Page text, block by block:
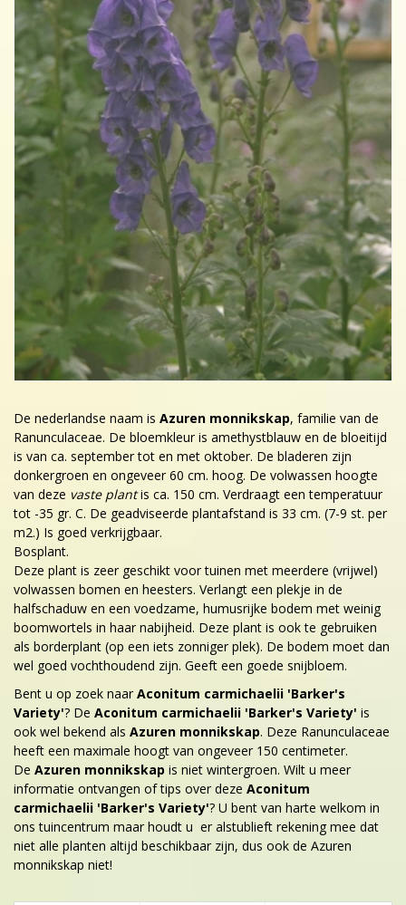
De nederlandse naam is Azuren monnikskap, familie van de
Ranunculaceae. De bloemkleur is amethystblauw en de bloeitijd
is van ca. september tot en met oktober. De bladeren zijn
donkergroen en ongeveer 60 cm. hoog. De volwassen hoogte
van deze vaste plantis ca. 150 cm. Verdraagt een temperatuur
tot -35 gr. C. De geadviseerde plantafstand is 33 cm. (7-9 st. per
m2.) Is goed verkrijgbaar.
Bosplant.
Deze plant is zeer geschikt voor tuinen met meerdere (vrijwel)
volwassen bomen en heesters. Verlangt een plekje in de
halfschaduw en een voedzame, humusrijke bodem met weinig
boomwortels in haar nabijheid. Deze plant is ook te gebruiken
als borderplant (op een iets zonniger plek). De bodem moet dan
wel goed vochthoudend zijn. Geeft een goede snijbloem.
Bent u op zoek naar Aconitum carmichaelii 'Barker's
Variety'? De Aconitum carmichaelii 'Barker's Variety' is
ook wel bekend als Azuren monnikskap. Deze Ranunculaceae
heeft een maximale hoogt van ongeveer 150 centimeter.
De Azuren monnikskap is niet wintergroen. Wilt u meer
informatie ontvangen of tips over deze Aconitum
carmichaelii 'Barker's Variety'? U bent van harte welkom in
ons tuincentrum maar houdt u er alstublieft rekening mee dat
niet alle planten altijd beschikbaar zijn, dus ook de Azuren
monnikskap niet!